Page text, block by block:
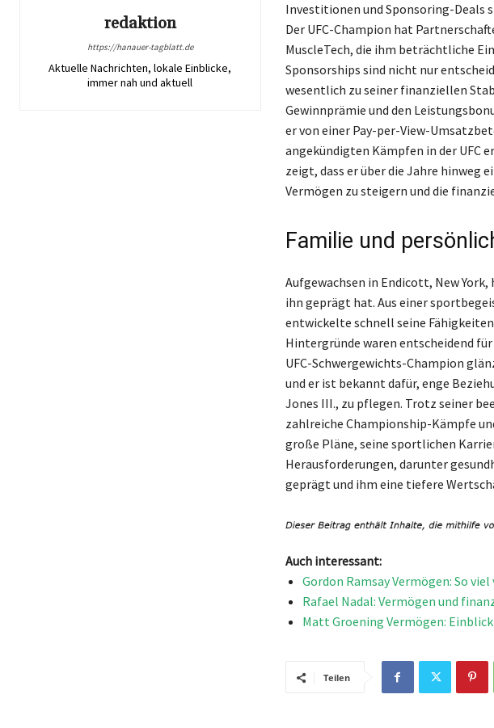
redaktion
https://hanauer-tagblatt.de
Aktuelle Nachrichten, lokale Einblicke,
immer nah und aktuell
Investitionen und Sponsoring-Deals
Der UFC-Champion hat
MuscleTech, die ihm beträchtliche
Sponsorships sind nicht nur
wesentlich zu seiner finanziellen
Gewinnprämie und den
er von einer Pay-per-View-
angekündigten Kämpfen in der UFC
zeigt, dass er über die Jahre
Vermögen zu steigern und die
Familie und
Aufgewachsen in Endicott, New
ihn geprägt hat. Aus einer
entwickelte schnell seine
Hintergründe waren entscheidend für
UFC-Schwergewichts-Champion
und er ist bekannt dafür, enge
Jones III., zu pflegen. Trotz seiner
zahlreiche Championship-Kämpfe
große Pläne, seine sportlichen
Herausforderungen, darunter
geprägt und ihm eine tiefere
Auch interessant:
Gordon Ramsay Vermögen: So
Rafael Nadal: Vermögen und
Matt Groening Vermögen:
Teilen